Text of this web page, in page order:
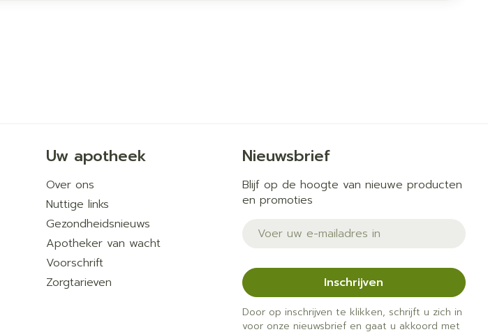
Uw apotheek
Over ons
Nuttige links
Gezondheidsnieuws
Apotheker van wacht
Voorschrift
Zorgtarieven
Nieuwsbrief
Blijf op de hoogte van nieuwe producten
en promoties
E-mail adres
Inschrijven
Door op inschrijven te klikken, schrijft u zich in
voor onze nieuwsbrief en gaat u akkoord met